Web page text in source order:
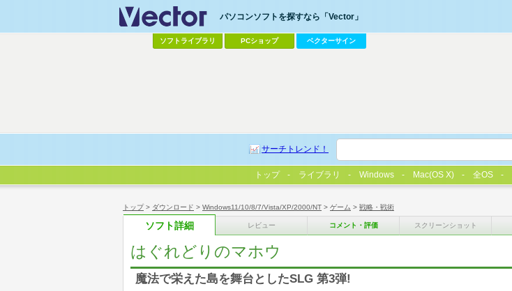
トップ> ダウンロード > Windows11/10/8/7/Vista/XP/2000/NT > ゲーム > 戦略・戦術
ソフト詳細 レビュー コメント・評価 スクリーンショット
はぐれどりのマホウ
魔法で栄えた島を舞台としたSLG 第3弾!
パソコンソフトを探すなら「Vector」
ソフトライブラリ PCショップ ベクターサイン
サーチトレンド！
トップ ライブラリ Windows Mac(OS X) 全OS